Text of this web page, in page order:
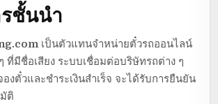
ชั้นนำ
เป็นตัวแทนจำหน่ายตั๋วรถออนไลน์
ที่มีชื่อเสียง ระบบเชื่อมต่อบริษัทรถต่าง ๆ
งตั๋วและชำระเงินสำเร็จ จะได้รับการยืนยัน
ติ